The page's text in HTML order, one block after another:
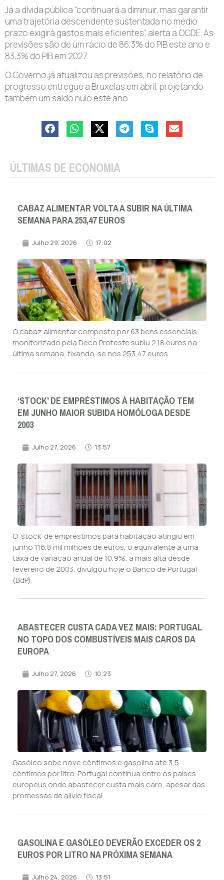
Já a dívida pública “continuará a diminuir, mas garantir
uma trajetória descendente sustentada no médio
prazo exigirá gastos mais eficientes”, alerta a OCDE. As
previsões são de um rácio de 86,3% do PIB este ano e
83,3% do PIB em 2027.
O Governo já atualizou as previsões, no relatório de
progresso entregue a Bruxelas em abril, projetando
também um saldo nulo este ano.
ÚLTIMAS DE ECONOMIA
CABAZ ALIMENTAR VOLTA A SUBIR NA ÚLTIMA
SEMANA PARA 253,47 EUROS
Julho 29, 2026 17:02
O cabaz alimentar composto por 63 bens essenciais
monitorizado pela Deco Proteste subiu 2,18 euros na
última semana, fixando-se nos 253,47 euros.
‘STOCK’ DE EMPRÉSTIMOS À HABITAÇÃO TEM
EM JUNHO MAIOR SUBIDA HOMÓLOGA DESDE
2003
Julho 27, 2026 13:57
O ‘stock’ de empréstimos para habitação atingiu em
junho 116,8 mil milhões de euros, o equivalente a uma
taxa de variação anual de 10,9%, a mais alta desde
fevereiro de 2003, divulgou hoje o Banco de Portugal
(BdP).
ABASTECER CUSTA CADA VEZ MAIS: PORTUGAL
NO TOPO DOS COMBUSTÍVEIS MAIS CAROS DA
EUROPA
Julho 27, 2026 10:23
Gasóleo sobe nove cêntimos e gasolina até 3,5
cêntimos por litro. Portugal continua entre os países
europeus onde abastecer custa mais caro, apesar das
promessas de alívio fiscal.
GASOLINA E GASÓLEO DEVERÃO EXCEDER OS 2
EUROS POR LITRO NA PRÓXIMA SEMANA
Julho 24, 2026 13:51